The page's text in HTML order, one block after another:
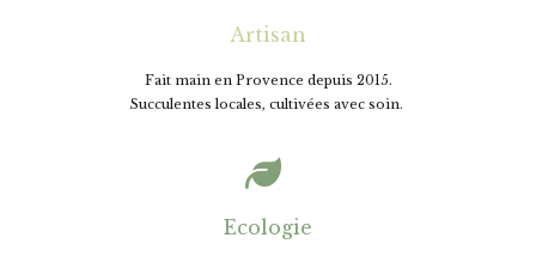
Artisan
Fait main en Provence depuis 2015.
Succulentes locales, cultivées avec soin.

Ecologie